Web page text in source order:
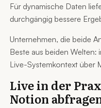
Für dynamische Daten
durchgängig bessere
Unternehmen, die beide
Beste aus beiden Welten:
Live-Systemkontext über
Live in der
Notion